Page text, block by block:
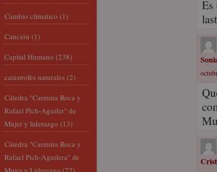
Es
Cambio climático (1)
Canción (1)
Capital Humano (238)
catástrofes naturales (2)
Cátedra "Carmina Roca y
Rafael Pich-Aguiler" de
Mujer y liderazgo (13)
Cátedra "Carmina Roca y
Rafael Pich-Aguilera" de
Mujer y Liderazgo (72)